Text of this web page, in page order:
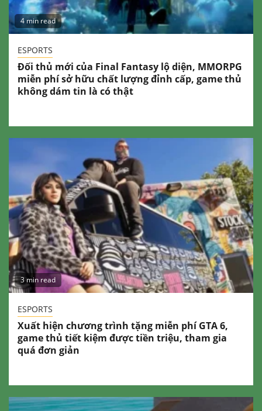
4 min read
ESPORTS
Đối thủ mới của Final Fantasy lộ diện, MMORPG
miễn phí sở hữu chất lượng đỉnh cấp, game thủ
không dám tin là có thật
3 min read
ESPORTS
Xuất hiện chương trình tặng miễn phí GTA 6,
game thủ tiết kiệm được tiền triệu, tham gia
quá đơn giản